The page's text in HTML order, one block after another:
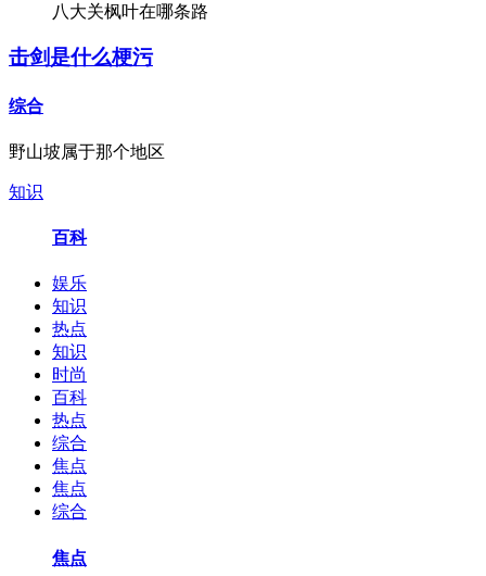
八大关枫叶在哪条路
击剑是什么梗污
综合
野山坡属于那个地区
知识
百科
娱乐
知识
热点
知识
时尚
百科
热点
综合
焦点
焦点
综合
焦点